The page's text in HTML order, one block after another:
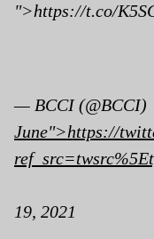
">https://t.co/
— BCCI (@BCCI)
June">https://
19, 2021